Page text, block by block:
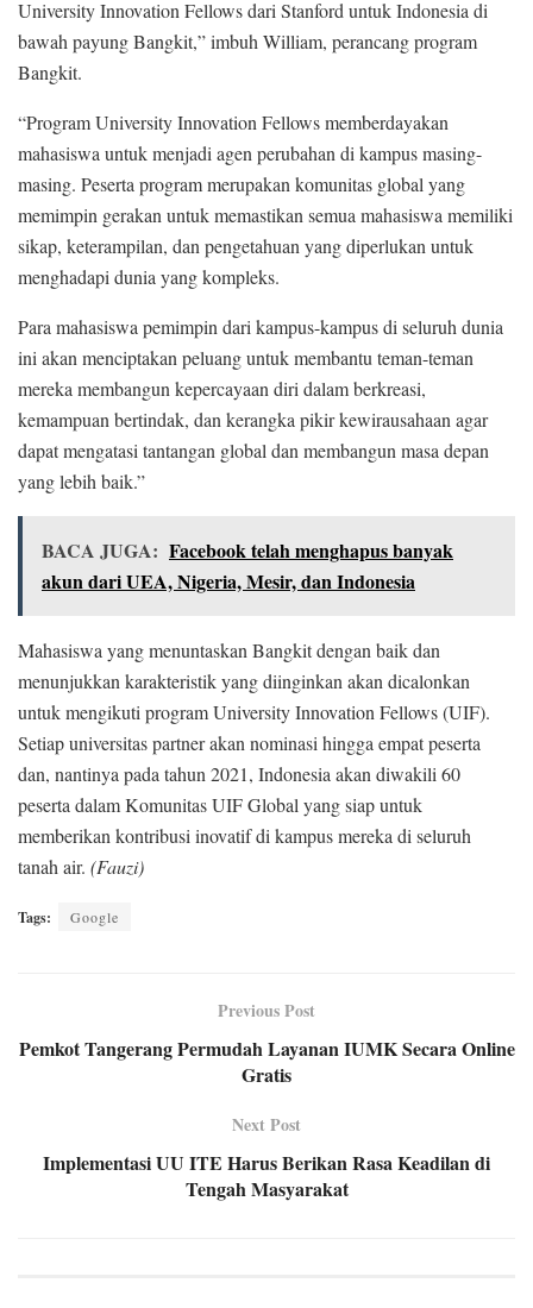
University Innovation Fellows dari Stanford untuk Indonesia di
bawah payung Bangkit,” imbuh William, perancang program
Bangkit.
“Program University Innovation Fellows memberdayakan
mahasiswa untuk menjadi agen perubahan di kampus masing-
masing. Peserta program merupakan komunitas global yang
memimpin gerakan untuk memastikan semua mahasiswa memiliki
sikap, keterampilan, dan pengetahuan yang diperlukan untuk
menghadapi dunia yang kompleks.
Para mahasiswa pemimpin dari kampus-kampus di seluruh dunia
ini akan menciptakan peluang untuk membantu teman-teman
mereka membangun kepercayaan diri dalam berkreasi,
kemampuan bertindak, dan kerangka pikir kewirausahaan agar
dapat mengatasi tantangan global dan membangun masa depan
yang lebih baik.”
BACA JUGA: Facebook telah menghapus banyak
akun dari UEA, Nigeria, Mesir, dan Indonesia
Mahasiswa yang menuntaskan Bangkit dengan baik dan
menunjukkan karakteristik yang diinginkan akan dicalonkan
untuk mengikuti program University Innovation Fellows (UIF).
Setiap universitas partner akan nominasi hingga empat peserta
dan, nantinya pada tahun 2021, Indonesia akan diwakili 60
peserta dalam Komunitas UIF Global yang siap untuk
memberikan kontribusi inovatif di kampus mereka di seluruh
tanah air. (Fauzi)
Tags: Google
Previous Post
Pemkot Tangerang Permudah Layanan IUMK Secara Online
Gratis
Next Post
Implementasi UU ITE Harus Berikan Rasa Keadilan di
Tengah Masyarakat